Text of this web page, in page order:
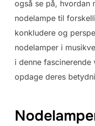
også se på,
nodelampe til
konkludere og
nodelamper i
i denne
opdage deres